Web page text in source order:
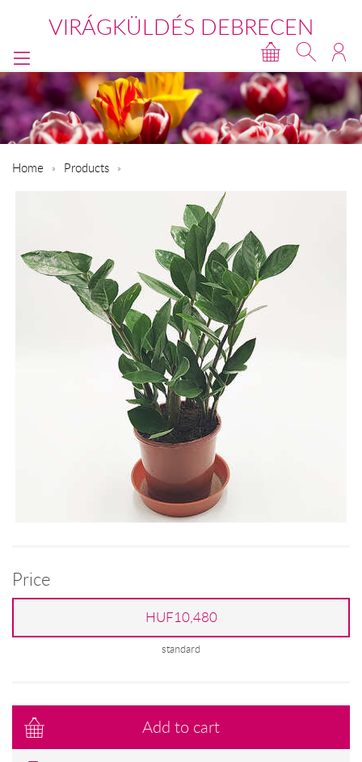
VIRÁGKÜLDÉS DEBRECEN
Home Products
Price
HUF10,480
standard
Add to cart